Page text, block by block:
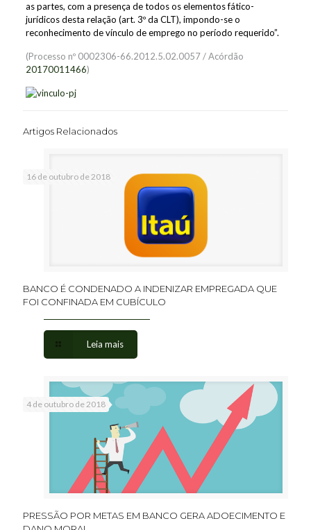
as partes, com a presença de todos os elementos fático-
jurídicos desta relação (art. 3º da CLT), impondo-se o
reconhecimento de vínculo de emprego no período requerido”.
(Processo nº 0002306-66.2012.5.02.0057 / Acórdão
20170011466)
Artigos Relacionados
16 de outubro de 2018
BANCO É CONDENADO A INDENIZAR EMPREGADA QUE
FOI CONFINADA EM CUBÍCULO
Leia mais
4 de outubro de 2018
PRESSÃO POR METAS EM BANCO GERA ADOECIMENTO E